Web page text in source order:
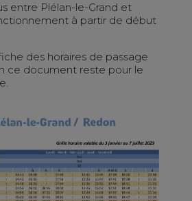
entre Plélan-le-Grand et
à partir de début
des horaires de passage
ce document reste pour le